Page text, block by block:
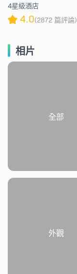
4星級酒店
4.0(2872 篇評論)
相片
全部
外觀